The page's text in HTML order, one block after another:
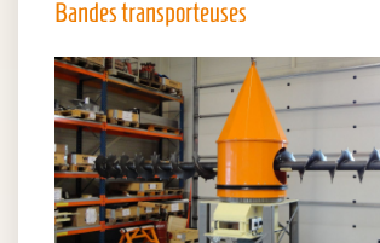
Bandes transporteuses